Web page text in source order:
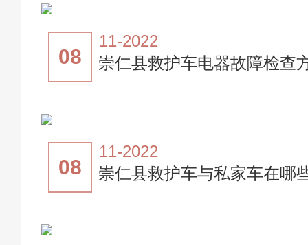
08
11-2022
崇仁县救护车电器故障检查
08
11-2022
崇仁县救护车与私家车在哪